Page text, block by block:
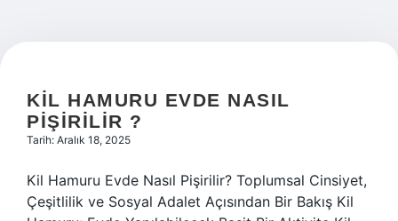
KIL HAMURU EVDE NASIL
PIŞIRILIR ?
Tarih: Aralık 18, 2025
Kil Hamuru Evde Nasıl Pişirilir? Toplumsal Cinsiyet,
Çeşitlilik ve Sosyal Adalet Açısından Bir Bakış Kil